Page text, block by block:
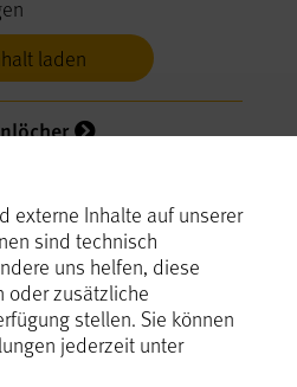
laden
laden
laden
Digelfeld-Schule
externe Inhalte auf unserer
sind technisch
uns helfen, diese
oder zusätzliche
stellen. Sie können
jederzeit unter